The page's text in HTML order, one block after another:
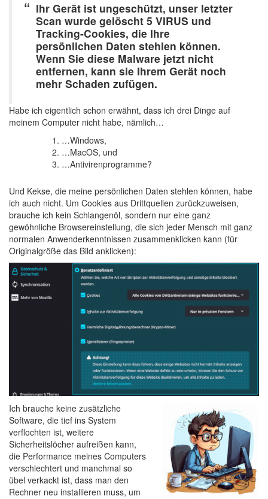
Ihr Gerät ist ungeschützt, unser letzter
Scan wurde gelöscht 5 VIRUS und
Tracking-Cookies, die Ihre
persönlichen Daten stehlen können.
Wenn Sie diese Malware jetzt nicht
entfernen, kann sie Ihrem Gerät noch
mehr Schaden zufügen.
Habe ich eigentlich schon erwähnt, dass ich drei Dinge auf
meinem Computer nicht habe, nämlich…
…Windows,
…MacOS, und
…Antivirenprogramme?
Und Kekse, die meine persönlichen Daten stehlen können, habe
ich auch nicht. Um Cookies aus Drittquellen zurückzuweisen,
brauche ich kein Schlangenöl, sondern nur eine ganz
gewöhnliche Browsereinstellung, die sich jeder Mensch mit ganz
normalen Anwenderkenntnissen zusammenklicken kann (für
Originalgröße das Bild anklicken):
Ich brauche keine zusätzliche
Software, die tief ins System
verflochten ist, weitere
Sicherheitslöcher aufreißen kann,
die Performance meines Computers
verschlechtert und manchmal so
übel verkackt ist, dass man den
Rechner neu installieren muss, um